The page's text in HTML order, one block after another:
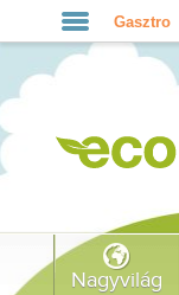
Gasztro
Nagyvilág